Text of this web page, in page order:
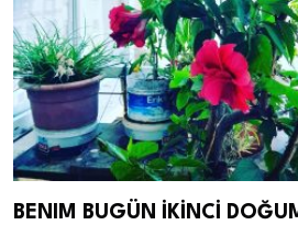
BENIM BUGÜN İKİNCİ